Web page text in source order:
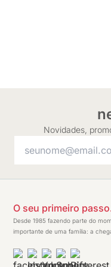
Novidades,
O seu primeiro
Desde 1985 fazendo parte do
importante de uma família: a